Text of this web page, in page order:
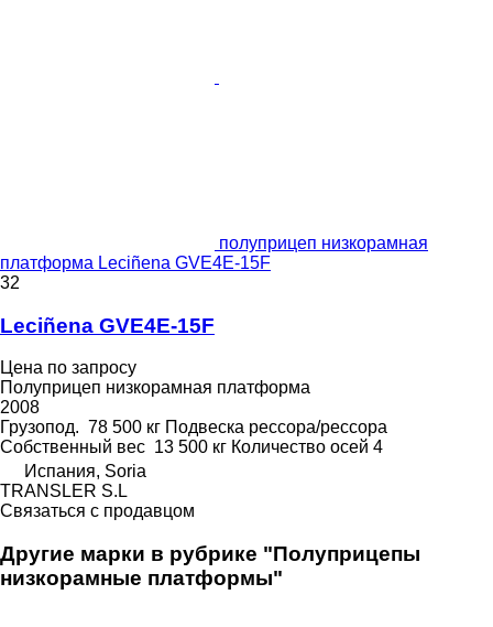
полуприцеп низкорамная
платформа Leciñena GVE4E-15F
32
Leciñena GVE4E-15F
Цена по запросу
Полуприцеп низкорамная платформа
2008
Грузопод. 78 500 кг Подвеска рессора/рессора
Собственный вес 13 500 кг Количество осей 4
Испания, Soria
TRANSLER S.L
Связаться с продавцом
Другие марки в рубрике "Полуприцепы
низкорамные платформы"